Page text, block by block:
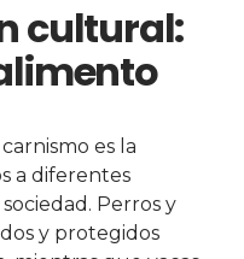
cultural:
es la
a diferentes
Perros y
y protegidos